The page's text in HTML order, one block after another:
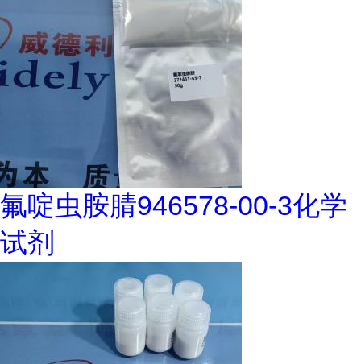
氟啶虫胺腈946578-00-3化学
试剂